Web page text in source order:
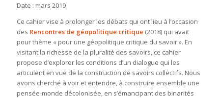
Date : mars 2019
Ce cahier vise à prolonger les débats qui ont lieu à l’occasion
des Rencontres de géopolitique critique (2018) qui avait
pour thème « pour une géopolitique critique du savoir ». En
visitant la richesse de la pluralité des savoirs, ce cahier
propose d’explorer les conditions d’un dialogue qui les
articulent en vue de la construction de savoirs collectifs. Nous
avons cherché à voir et entendre, à construire ensemble une
pensée-monde décolonisée, en s’émancipant des binarités